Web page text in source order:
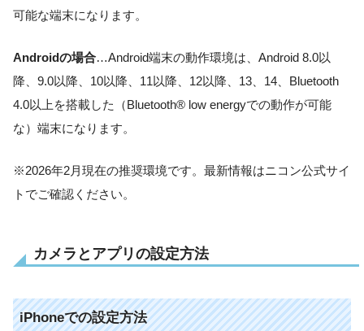
可能な端末になります。
Androidの場合…Android端末の動作環境は、Android 8.0以
降、9.0以降、10以降、11以降、12以降、13、14、Bluetooth
4.0以上を搭載した（Bluetooth® low energyでの動作が可能
な）端末になります。
※2026年2月現在の推奨環境です。最新情報はニコン公式サイ
トでご確認ください。
カメラとアプリの設定方法
iPhoneでの設定方法